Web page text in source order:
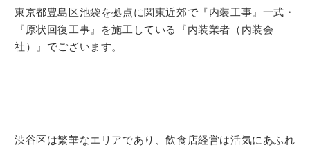
東京都豊島区池袋を拠点に関東近郊で『内装工事』一式・
『原状回復工事』を施工している『内装業者（内装会
社）』でございます。
渋谷区は繁華なエリアであり、飲食店経営は活気にあふれ